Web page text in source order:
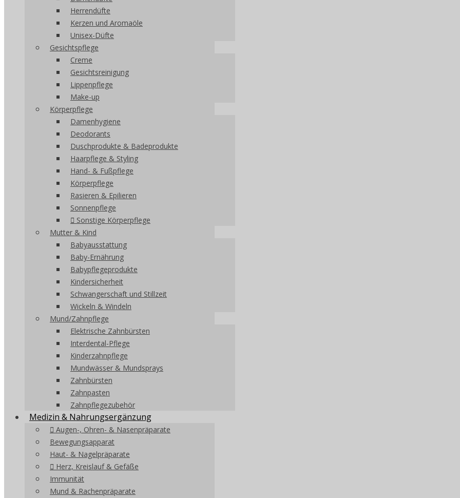
Herrendüfte
Kerzen und Aromaöle
Unisex-Düfte
Gesichtspflege
Creme
Gesichtsreinigung
Lippenpflege
Make-up
Körperpflege
Damenhygiene
Deodorants
Duschprodukte & Badeprodukte
Haarpflege & Styling
Hand- & Fußpflege
Körperpflege
Rasieren & Epilieren
Sonnenpflege
Sonstige Körperpflege
Mutter & Kind
Babyausstattung
Baby-Ernährung
Babypflegeprodukte
Kindersicherheit
Schwangerschaft und Stillzeit
Wickeln & Windeln
Mund/Zahnpflege
Elektrische Zahnbürsten
Interdental-Pflege
Kinderzahnpflege
Mundwässer & Mundsprays
Zahnbürsten
Zahnpasten
Zahnpflegezubehör
Medizin & Nahrungsergänzung
Augen-, Ohren- & Nasenpräparate
Bewegungsapparat
Haut- & Nagelpräparate
Herz, Kreislauf & Gefäße
Immunität
Mund & Rachenpräparate